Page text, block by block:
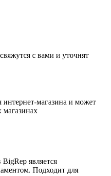
с вами и уточнят
интернет-магазина и может
магазинах
является
Подходит для